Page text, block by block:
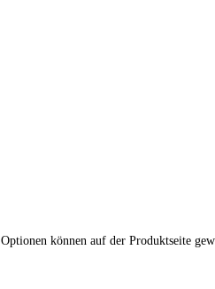
können auf der Produktseite